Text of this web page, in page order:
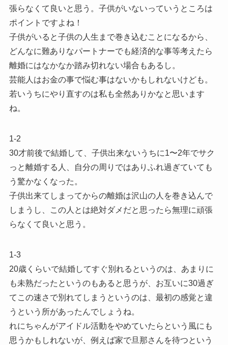
張らなくて良いと思う。子供がいないっていうところは
ポイントですよね！
子供がいると子供の人生まで巻き込むことになるから、
どんなに難ありなパートナーでも経済的な事等考えたら
離婚にはなかなか踏み切れない場合もあるし。
芸能人はお金の事で悩む事はないかもしれないけども。
若いうちにやり直すのは私も全然ありかなと思います
ね。
1-2
30才前後で結婚して、子供出来ないうちに1〜2年でサク
っと離婚する人、自分の周りではありふれ過ぎていても
う驚かなくなった。
子供出来てしまってからの離婚は沢山の人を巻き込んで
しまうし、この人とは絶対ダメだと思ったら無理に頑張
らなくて良いと思う。
1-3
20歳くらいで結婚してすぐ別れるというのは、あまりに
も未熟だったというのもあると思うが、お互いに30過ぎ
てこの速さで別れてしまうというのは、最初の感覚と違
うという所があったんでしょうね。
れにちゃんがアイドル活動をやめていたらという風にも
思うかもしれないが、例えば家で旦那さんを待つという